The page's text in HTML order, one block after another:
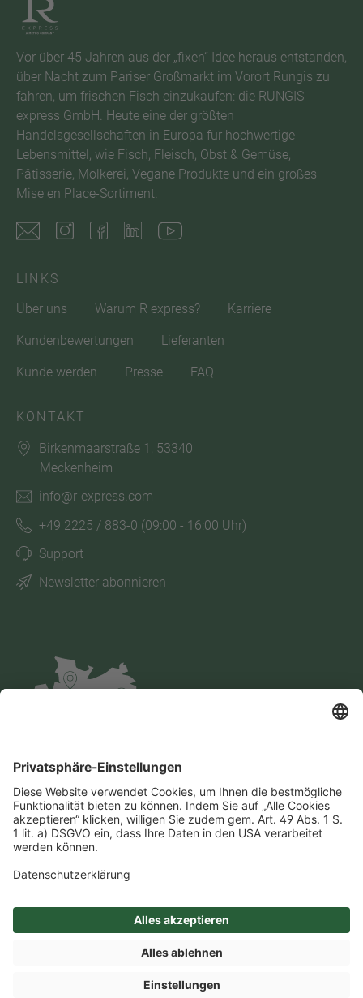
Vor über 45 Jahren aus der „fixen“ Idee heraus entstanden,
über Nacht zum Pariser Großmarkt im Vorort Rungis zu
fahren, um frischen Fisch einzukaufen: die RUNGIS
express GmbH. Heute eine der größten
Handelsgesellschaften in Europa für hochwertige
Lebensmittel, wie Fisch, Fleisch, Obst & Gemüse,
Pâtisserie, Molkerei, Vegane Produkte und ein großes
Mise en Place-Sortiment.
LINKS
Über uns
Warum R express? Karriere
Kundenbewertungen Lieferanten
Kunde werden Presse FAQ
KONTAKT
Birkenmaarstraße 1, 53340
Meckenheim
info@r-express.com
+49 2225 / 883-0 (09:00 - 16:00 Uhr)
Support
Newsletter abonnieren
Impressum Datenschutz
AGB
Cookie-Einstellungen
Compliance